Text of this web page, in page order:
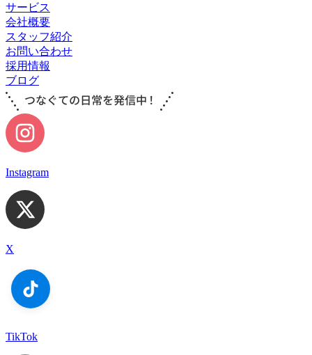
サービス
会社概要
スタッフ紹介
お問い合わせ
採用情報
ブログ
Instagram
X
TikTok